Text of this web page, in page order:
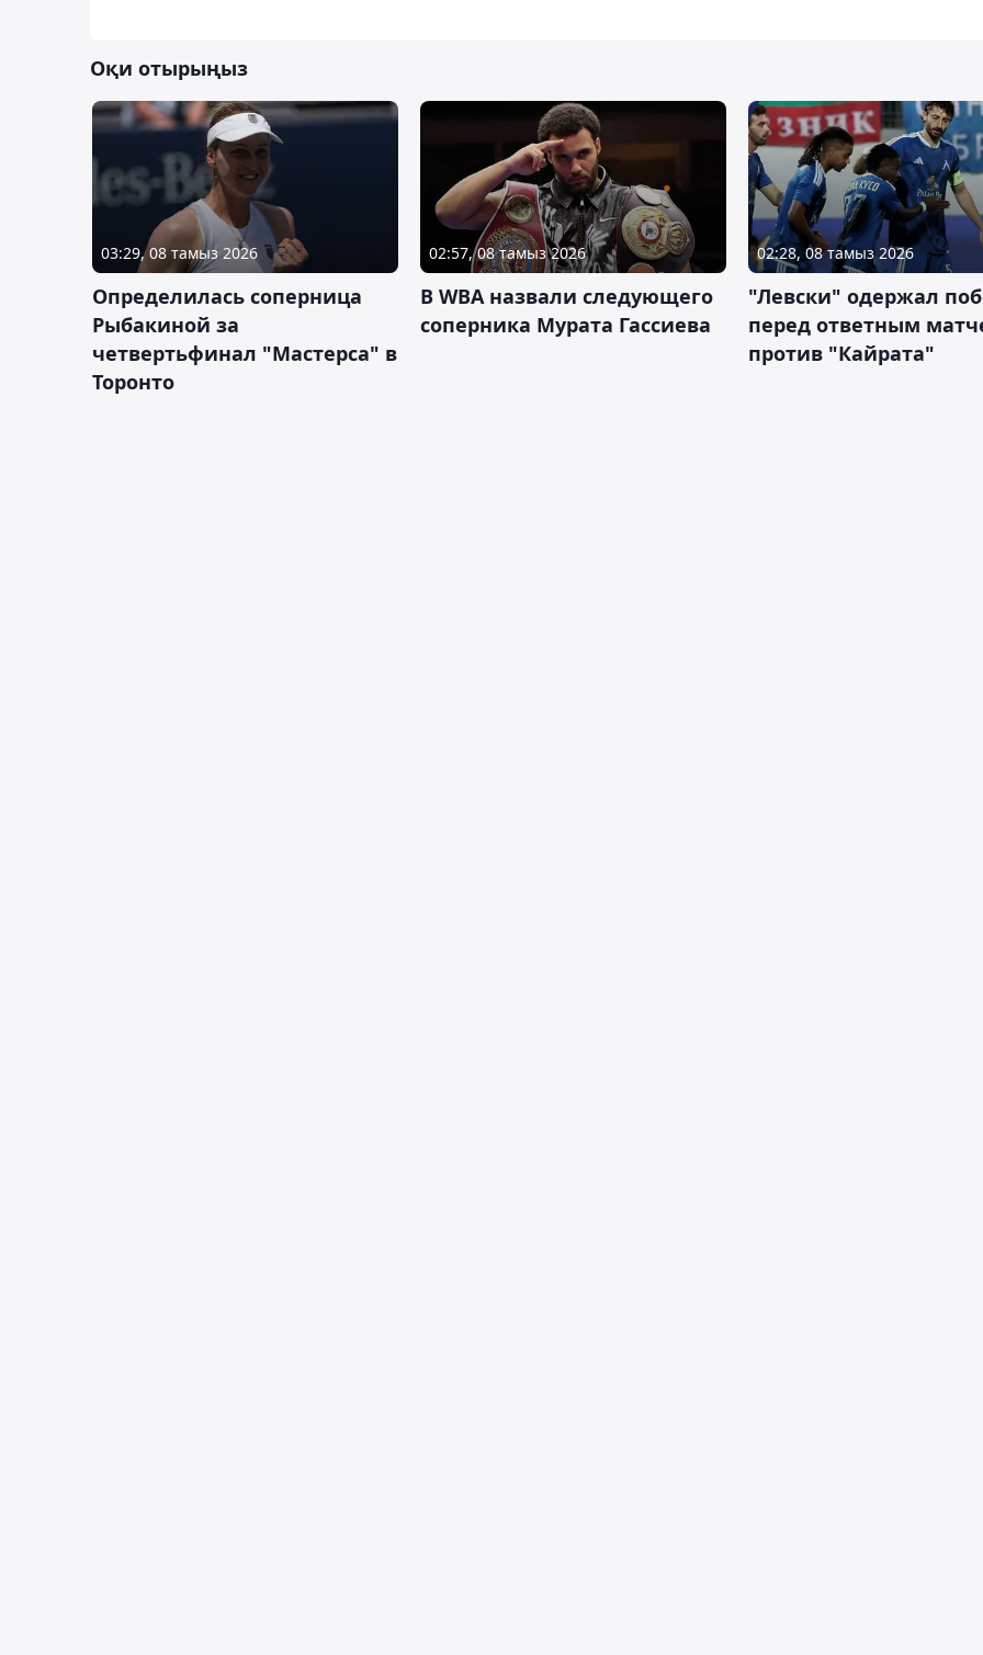
Оқи отырыңыз
03:29, 08 тамыз 2026
Определилась соперница
Рыбакиной за
четвертьфинал "Мастерса" в
Торонто
02:57, 08 тамыз 2026
В WBA назвали следующего
соперника Мурата Гассиева
02:28, 08 тамыз 2026
"Левски" одержал
перед ответным
против "Кайрата"